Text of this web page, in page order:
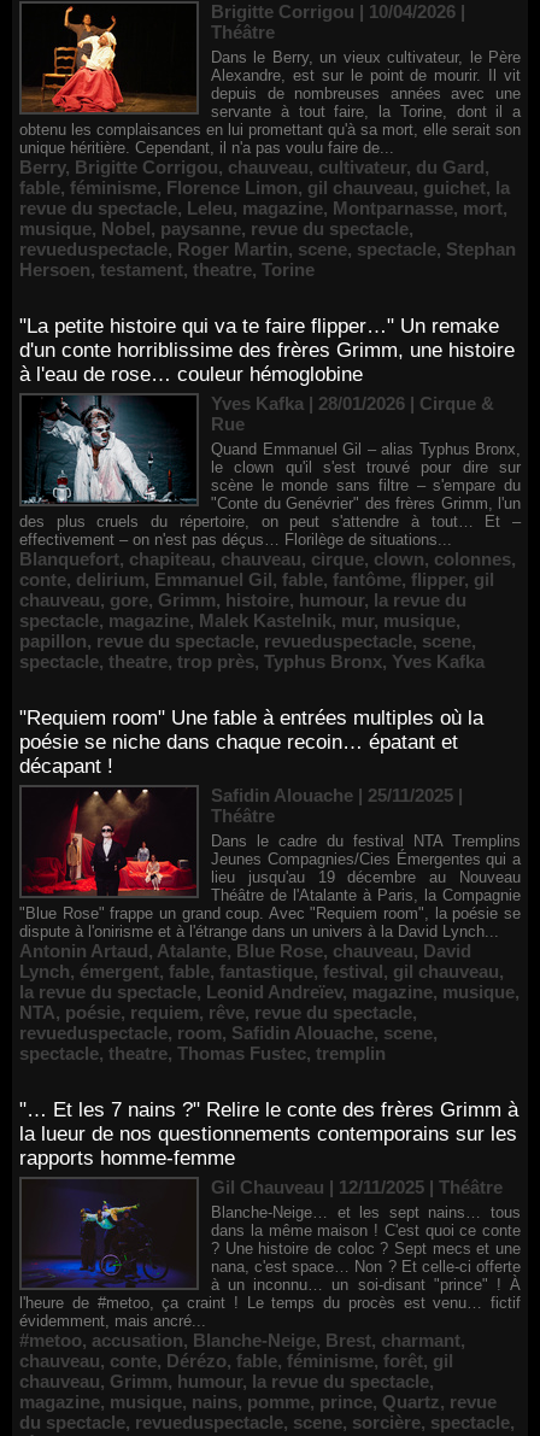
Brigitte Corrigou | 10/04/2026 |
Théâtre
Dans le Berry, un vieux cultivateur, le Père
Alexandre, est sur le point de mourir. Il vit
depuis de nombreuses années avec une
servante à tout faire, la Torine, dont il a
obtenu les complaisances en lui promettant qu'à sa mort, elle serait son
unique héritière. Cependant, il n'a pas voulu faire de...
Berry, Brigitte Corrigou, chauveau, cultivateur, du Gard,
fable, féminisme, Florence Limon, gil chauveau, guichet, la
revue du spectacle, Leleu, magazine, Montparnasse, mort,
musique, Nobel, paysanne, revue du spectacle,
revueduspectacle, Roger Martin, scene, spectacle, Stephan
Hersoen, testament, theatre, Torine
"La petite histoire qui va te faire flipper…" Un remake
d'un conte horriblissime des frères Grimm, une histoire
à l'eau de rose… couleur hémoglobine
Yves Kafka | 28/01/2026 | Cirque &
Rue
Quand Emmanuel Gil – alias Typhus Bronx,
le clown qu'il s'est trouvé pour dire sur
scène le monde sans filtre – s'empare du
"Conte du Genévrier" des frères Grimm, l'un
des plus cruels du répertoire, on peut s'attendre à tout… Et –
effectivement – on n'est pas déçus… Florilège de situations...
Blanquefort, chapiteau, chauveau, cirque, clown, colonnes,
conte, delirium, Emmanuel Gil, fable, fantôme, flipper, gil
chauveau, gore, Grimm, histoire, humour, la revue du
spectacle, magazine, Malek Kastelnik, mur, musique,
papillon, revue du spectacle, revueduspectacle, scene,
spectacle, theatre, trop près, Typhus Bronx, Yves Kafka
"Requiem room" Une fable à entrées multiples où la
poésie se niche dans chaque recoin… épatant et
décapant !
Safidin Alouache | 25/11/2025 |
Théâtre
Dans le cadre du festival NTA Tremplins
Jeunes Compagnies/Cies Émergentes qui a
lieu jusqu'au 19 décembre au Nouveau
Théâtre de l'Atalante à Paris, la Compagnie
"Blue Rose" frappe un grand coup. Avec "Requiem room", la poésie se
dispute à l'onirisme et à l'étrange dans un univers à la David Lynch...
Antonin Artaud, Atalante, Blue Rose, chauveau, David
Lynch, émergent, fable, fantastique, festival, gil chauveau,
la revue du spectacle, Leonid Andreïev, magazine, musique,
NTA, poésie, requiem, rêve, revue du spectacle,
revueduspectacle, room, Safidin Alouache, scene,
spectacle, theatre, Thomas Fustec, tremplin
"… Et les 7 nains ?" Relire le conte des frères Grimm à
la lueur de nos questionnements contemporains sur les
rapports homme-femme
Gil Chauveau | 12/11/2025 | Théâtre
Blanche-Neige… et les sept nains… tous
dans la même maison ! C'est quoi ce conte
? Une histoire de coloc ? Sept mecs et une
nana, c'est space… Non ? Et celle-ci offerte
à un inconnu… un soi-disant "prince" ! À
l'heure de #metoo, ça craint ! Le temps du procès est venu… fictif
évidemment, mais ancré...
#metoo, accusation, Blanche-Neige, Brest, charmant,
chauveau, conte, Dérézo, fable, féminisme, forêt, gil
chauveau, Grimm, humour, la revue du spectacle,
magazine, musique, nains, pomme, prince, Quartz, revue
du spectacle, revueduspectacle, scene, sorcière, spectacle,